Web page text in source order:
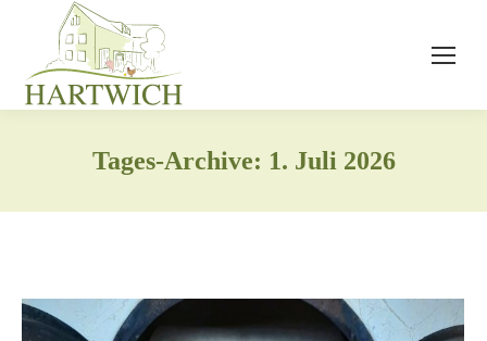
Tages-Archive: 1. Juli 2026